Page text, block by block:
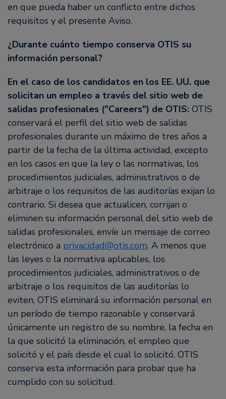
en que pueda haber un conflicto entre dichos
requisitos y el presente Aviso.
¿Durante cuánto tiempo conserva OTIS su
información personal?
En el caso de los candidatos en los EE. UU. que
solicitan un empleo a través del sitio web de
salidas profesionales ("Careers") de OTIS: OTIS
conservará el perfil del sitio web de salidas
profesionales durante un máximo de tres años a
partir de la fecha de la última actividad, excepto
en los casos en que la ley o las normativas, los
procedimientos judiciales, administrativos o de
arbitraje o los requisitos de las auditorías exijan lo
contrario. Si desea que actualicen, corrijan o
eliminen su información personal del sitio web de
salidas profesionales, envíe un mensaje de correo
electrónico a privacidad@otis.com. A menos que
las leyes o la normativa aplicables, los
procedimientos judiciales, administrativos o de
arbitraje o los requisitos de las auditorías lo
eviten, OTIS eliminará su información personal en
un período de tiempo razonable y conservará
únicamente un registro de su nombre, la fecha en
la que solicitó la eliminación, el empleo que
solicitó y el país desde el cual lo solicitó. OTIS
conserva esta información para probar que ha
cumplido con su solicitud.